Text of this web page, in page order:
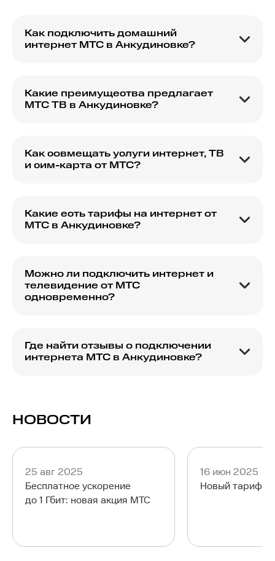
Как подключить домашний
интернет МТС в Анкудиновке?
Какие преимущества предлагает
МТС ТВ в Анкудиновке?
Как совмещать услуги интернет, ТВ
и сим-карта от МТС?
Какие есть тарифы на интернет от
МТС в Анкудиновке?
ваших потребностей.
Можно ли подключить интернет и
телевидение от МТС
одновременно?
Где найти отзывы о подключении
интернета МТС в Анкудиновке?
НОВОСТИ
25 авг 2025
Бесплатное ускорение
до 1 Гбит: новая акция МТС
16 июн 2025
Новый тариф